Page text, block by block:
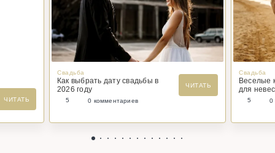
ЧИТАТЬ
Свадьба
Как выбрать дату свадьбы в
2026 году
ЧИТАТЬ
5 0 комментариев
Свадьба
Веселые
для
5 0